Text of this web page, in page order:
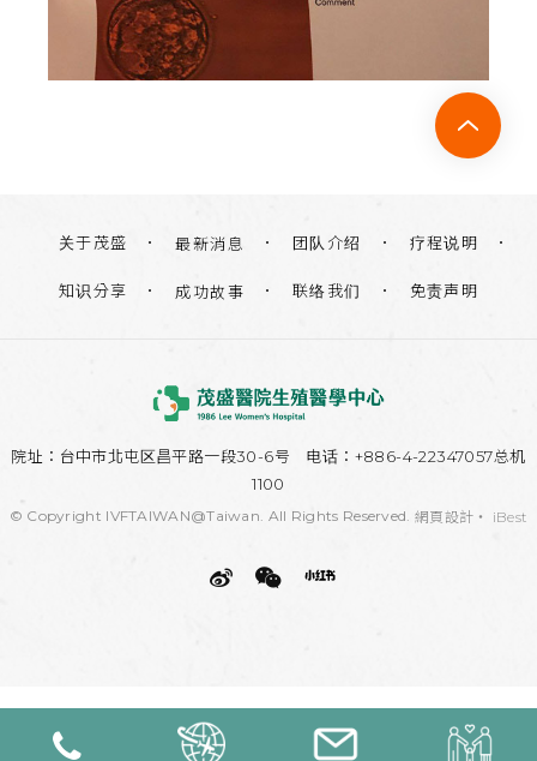
关于茂盛 最新消息 团队介绍 疗程说明
知识分享 成功故事 联络我们 免责声明
院址： 台中市北屯区昌平路一段30-6号 电话：+886-4-22347057总机
1100
© Copyright IVFTAIWAN@Taiwan. All Rights Reserved. 網頁設計 ‧ iBest